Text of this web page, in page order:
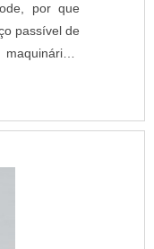
por que
passível de
Plotters,
que